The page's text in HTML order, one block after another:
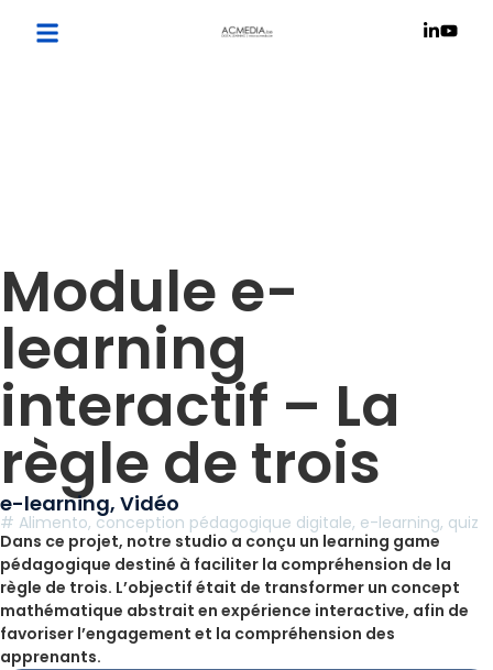
Module e-
learning
interactif – La
règle de trois
e-learning, Vidéo
# Alimento, conception pédagogique digitale, e-learning, quiz
Dans ce projet, notre studio a conçu un learning game
pédagogique destiné à faciliter la compréhension de la
règle de trois. L’objectif était de transformer un concept
mathématique abstrait en expérience interactive, afin de
favoriser l’engagement et la compréhension des
apprenants.